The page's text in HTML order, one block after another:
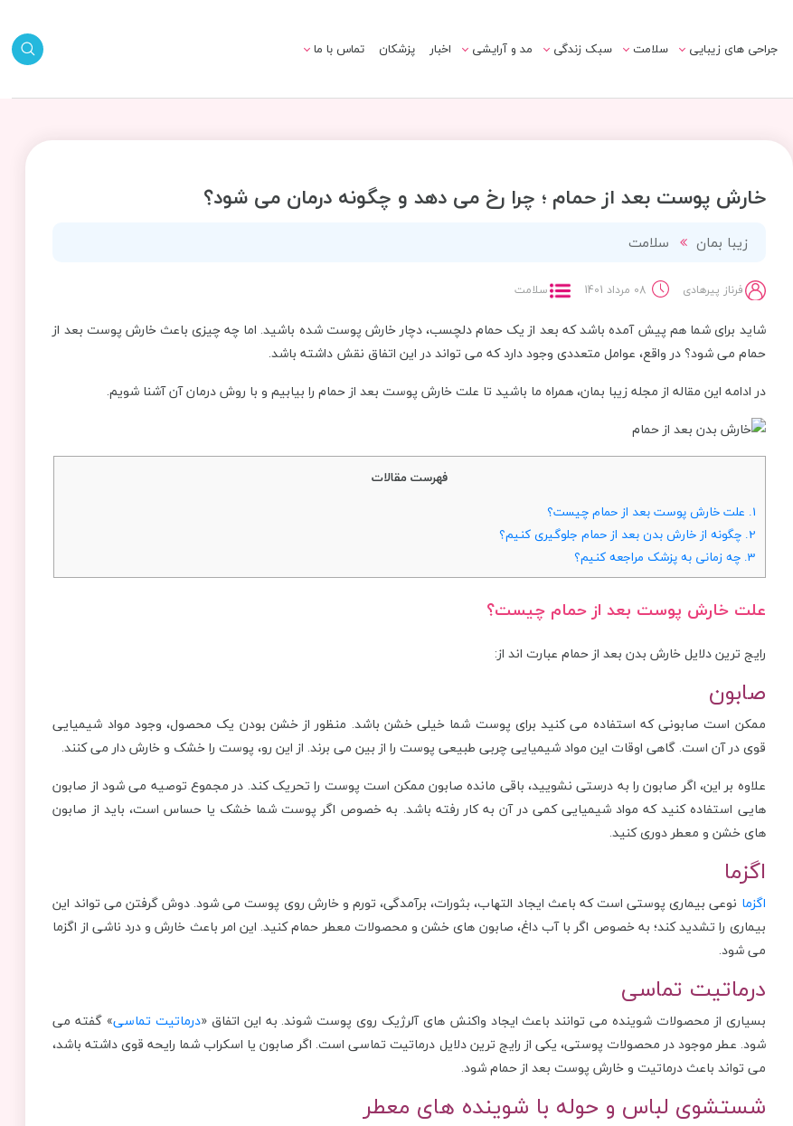
جراحی های زیبایی سلامت سبک زندگی مد و آرایشی اخبار پزشکان تماس با ما
خارش پوست بعد از حمام ؛ چرا رخ می دهد و چگونه درمان می شود؟
زیبا بمان سلامت
فرناز پیرهادی 08 مرداد 1401 سلامت
شاید برای شما هم پیش آمده باشد که بعد از یک حمام دلچسب، دچار خارش پوست شده باشید. اما چه چیزی باعث خارش پوست بعد از
حمام می شود؟ در واقع، عوامل متعددی وجود دارد که می تواند در این اتفاق نقش داشته باشد.
در ادامه این مقاله از مجله زیبا بمان، همراه ما باشید تا علت خارش پوست بعد از حمام را بیابیم و با روش درمان آن آشنا شویم.
فهرست مقالات
1. علت خارش پوست بعد از حمام چیست؟
2. چگونه از خارش بدن بعد از حمام جلوگیری کنیم؟
3. چه زمانی به پزشک مراجعه کنیم؟
علت خارش پوست بعد از حمام چیست؟
رایج ترین دلایل خارش بدن بعد از حمام عبارت اند از:
صابون
ممکن است صابونی که استفاده می ‌کنید برای پوست شما خیلی خشن باشد. منظور از خشن بودن یک محصول، وجود مواد شیمیایی
قوی در آن است. گاهی اوقات این مواد شیمیایی چربی طبیعی پوست را از بین می برند. از این رو، پوست را خشک و خارش دار می کنند.
علاوه بر این، اگر صابون را به درستی نشویید، باقی مانده صابون ممکن است پوست را تحریک کند. در مجموع توصیه می شود از صابون
هایی استفاده کنید که مواد شیمیایی کمی در آن به کار رفته باشد. به خصوص اگر پوست شما خشک یا حساس است، باید از صابون
های خشن و معطر دوری کنید.
اگزما
اگزما نوعی بیماری پوستی است که باعث ایجاد التهاب، بثورات، برآمدگی، تورم و خارش روی پوست می شود. دوش گرفتن می تواند این
بیماری را تشدید کند؛ به خصوص اگر با آب داغ، صابون های خشن و محصولات معطر حمام کنید. این امر باعث خارش و درد ناشی از اگزما
می شود.
درماتیت تماسی
بسیاری از محصولات شوینده می توانند باعث ایجاد واکنش های آلرژیک روی پوست شوند. به این اتفاق «درماتیت تماسی» گفته می
شود. عطر موجود در محصولات پوستی، یکی از رایج ترین دلایل درماتیت تماسی است. اگر صابون یا اسکراب شما رایحه قوی داشته باشد،
می تواند باعث درماتیت و خارش پوست بعد از حمام شود.
شستشوی لباس و حوله با شوینده های معطر